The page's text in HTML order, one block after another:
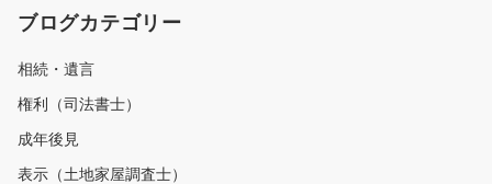
ブログカテゴリー
相続・遺言
権利（司法書士）
成年後見
表示（土地家屋調査士）